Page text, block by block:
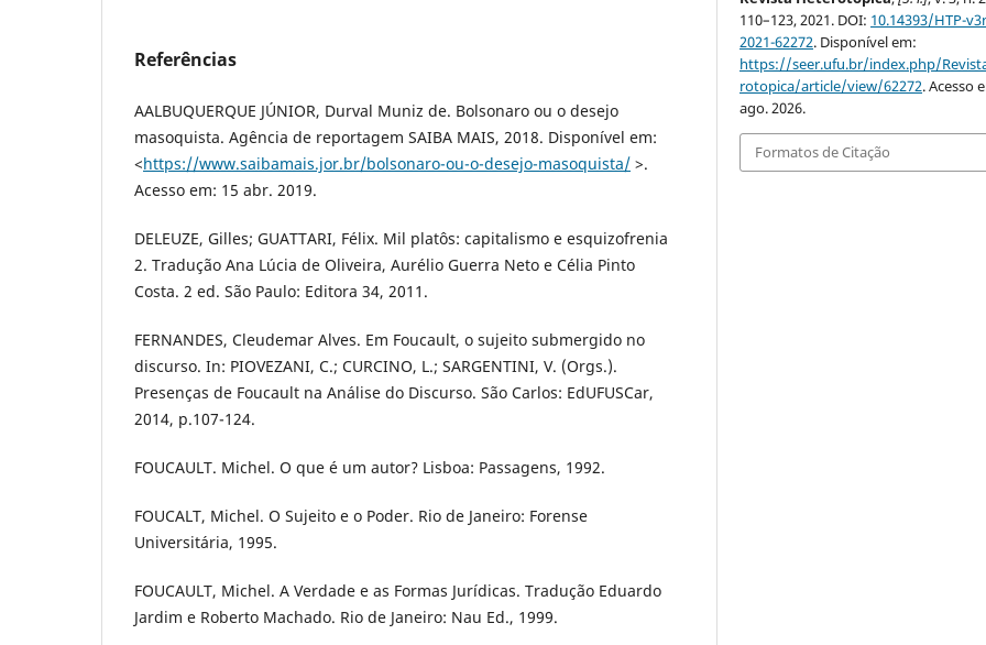
Referências
AALBUQUERQUE JÚNIOR, Durval Muniz de. Bolsonaro ou o desejo
masoquista. Agência de reportagem SAIBA MAIS, 2018. Disponível em:
<https://www.saibamais.jor.br/bolsonaro-ou-o-desejo-masoquista/ >.
Acesso em: 15 abr. 2019.
DELEUZE, Gilles; GUATTARI, Félix. Mil platôs: capitalismo e esquizofrenia
2. Tradução Ana Lúcia de Oliveira, Aurélio Guerra Neto e Célia Pinto
Costa. 2 ed. São Paulo: Editora 34, 2011.
FERNANDES, Cleudemar Alves. Em Foucault, o sujeito submergido no
discurso. In: PIOVEZANI, C.; CURCINO, L.; SARGENTINI, V. (Orgs.).
Presenças de Foucault na Análise do Discurso. São Carlos: EdUFUSCar,
2014, p.107-124.
FOUCAULT. Michel. O que é um autor? Lisboa: Passagens, 1992.
FOUCALT, Michel. O Sujeito e o Poder. Rio de Janeiro: Forense
Universitária, 1995.
FOUCAULT, Michel. A Verdade e as Formas Jurídicas. Tradução Eduardo
Jardim e Roberto Machado. Rio de Janeiro: Nau Ed., 1999.
110–123, 2021. DOI: 10.14393/HTP-
2021-62272. Disponível em:
https://seer.ufu.br/index.php/
rotopica/article/view/62272. Acesso
ago. 2026.
Formatos de Citação